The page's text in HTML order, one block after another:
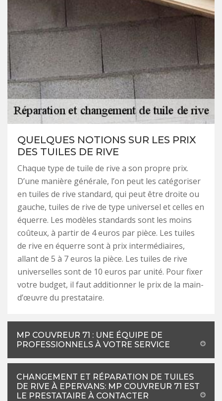
QUELQUES NOTIONS SUR LES PRIX
DES TUILES DE RIVE
Chaque type de tuile de rive a son propre prix.
D’une manière générale, l’on peut les catégoriser
en tuiles de rive standard, qui peut être droite ou
gauche, tuiles de rive de type universel et celles en
équerre. Les modèles standards sont les moins
coûteux, à partir de 4 euros par pièce. Les tuiles
de rive en équerre sont à prix intermédiaires,
allant de 5 à 7 euros la pièce. Les tuiles de rive
universelles sont de 10 euros par unité. Pour fixer
votre budget, il faut additionner le prix de la main-
d’œuvre du prestataire.
MP COUVREUR 71 : UNE ÉQUIPE DE
PROFESSIONNELS À VOTRE SERVICE
CHANGEMENT ET RÉPARATION DE TUILES
DE RIVE À EPERVANS: MP COUVREUR 71 EST
LE PRESTATAIRE À CONTACTER